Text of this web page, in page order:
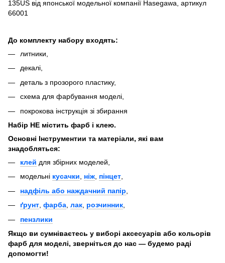
135US від японської модельної компанії Hasegawa, артикул
66001
До комплекту набору входять:
литники,
декалі,
деталь з прозорого пластику,
схема для фарбування моделі,
покрокова інструкція зі збирання
Набір НЕ містить фарб і клею.
Основні Інструментии та матеріали, які вам
знадобляться:
клей для збірних моделей,
модельні кусачки, ніж, пінцет,
надфіль або наждачний папір
ґрунт фарба лак розчинник
пензлики
Якщо ви сумніваєтесь у виборі аксесуарів або кольорів
фарб для моделі, зверніться до нас — будемо раді
допомогти!